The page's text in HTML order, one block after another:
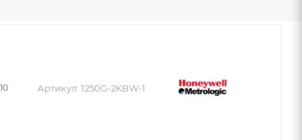
10 Артикул: 1250G-2KBW-1